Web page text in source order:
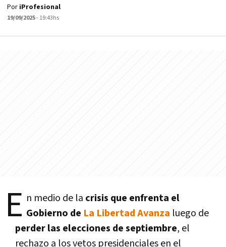
Por iProfesional
19/09/2025- 19:43hs
E n medio de la crisis que enfrenta el
Gobierno de La Libertad Avanza luego de
perder las elecciones de septiembre, el
rechazo a los vetos presidenciales en el